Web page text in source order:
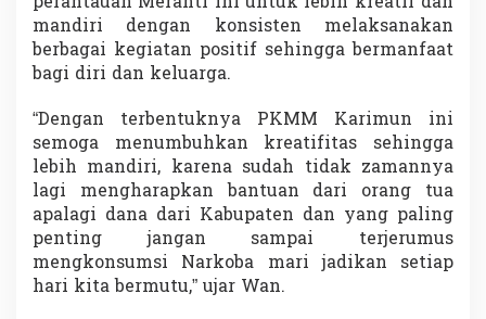
mandiri dengan konsisten melaksanakan
berbagai kegiatan positif sehingga bermanfaat
bagi diri dan keluarga.
“Dengan terbentuknya PKMM Karimun ini
semoga menumbuhkan kreatifitas sehingga
lebih mandiri, karena sudah tidak zamannya
lagi mengharapkan bantuan dari orang tua
apalagi dana dari Kabupaten dan yang paling
penting jangan sampai terjerumus
mengkonsumsi Narkoba mari jadikan setiap
hari kita bermutu,” ujar Wan.